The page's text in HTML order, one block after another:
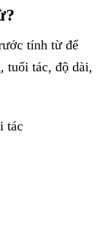
tính từ để
tuổi tác, độ dài,
tác